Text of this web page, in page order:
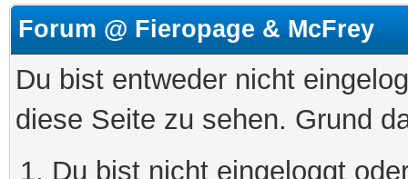
Forum @ Fieropage & McFrey
Du bist entweder nicht
diese Seite zu sehen. Grund
Du bist nicht eingeloggt